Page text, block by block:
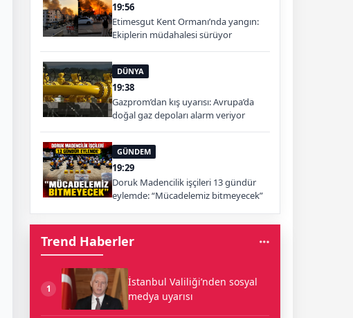
19:56
Etimesgut Kent Ormanı’nda yangın:
Ekiplerin müdahalesi sürüyor
DÜNYA
19:38
Gazprom’dan kış uyarısı: Avrupa’da
doğal gaz depoları alarm veriyor
GÜNDEM
19:29
Doruk Madencilik işçileri 13 gündür
eylemde: “Mücadelemiz bitmeyecek”
Trend Haberler
1
İstanbul Valiliği’nden sosyal
medya uyarısı